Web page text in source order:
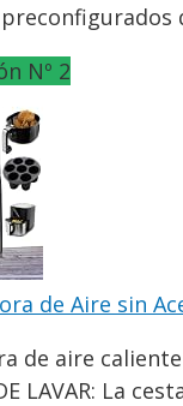
Nº 2
de Aire sin
de aire
LAVAR: La